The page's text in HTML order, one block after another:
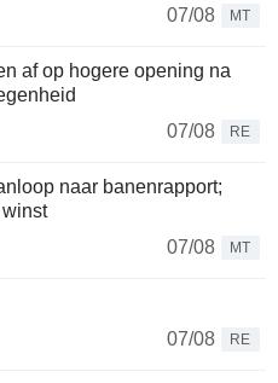
07/08
MT
af op hogere opening na
07/08
RE
naar banenrapport;
07/08
MT
07/08
RE